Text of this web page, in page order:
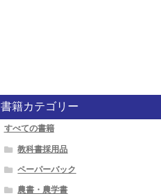
書籍カテゴリー
すべての書籍
教科書採用品
ペーパーバック
農書・農学書